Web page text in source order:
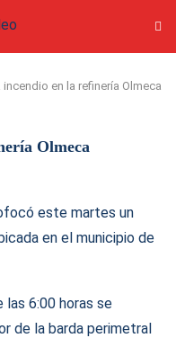
en la refinería Olmeca
Olmeca
este martes un
en el municipio de
las 6:00 horas se
de la barda perimetral